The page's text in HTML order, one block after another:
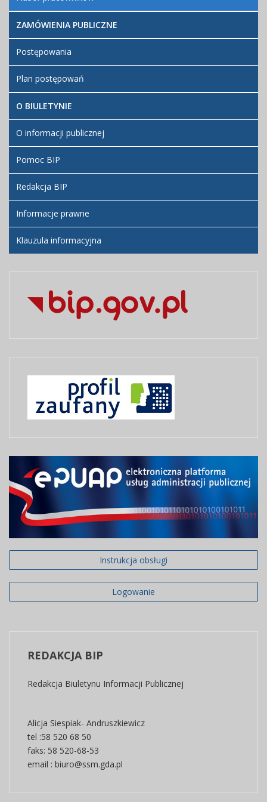
W tym dziale publikujemy informacje o sposobach
przyjmowania i załatwiania spraw w Przykładowej
COM_CONTENT_READ_MOREZałatwianie spraw
O BIP
Biuletynie Informacji Publicznej, pomocne instrukcje oraz
O informacji publicznej
W tym dziale znajdują się szczegółowe omówienia
COM_CONTENT_READ_MOREO informacji publicznej
Na tej stronie znajdują się odnośniki do informacji,
które mogą pomóc w korzystaniu z Biuletynu
Informacji Publiczneji.
COM_CONTENT_READ_MOREPomoc BIP
W tym dziale znajdują się oświadczenia prawne
wydawcy BIP – warunki korzystania z serwisów
internetowych wydawcy, w tym z BIP, polityka
Informacje o planach postępowania
COM_CONTENT_READ_MOREPlan postępowań
ZAMÓWIENIA PUBLICZNE
Postępowania
Plan postępowań
O BIULETYNIE
O informacji publicznej
Pomoc BIP
Redakcja BIP
Informacje prawne
Klauzula informacyjna
Instrukcja obsługi
Logowanie
REDAKCJABIP
Redakcja Biuletynu Informacji Publicznej
Alicja Siespiak- Andruszkiewicz
tel :58 520 68 50
faks: 58 520-68-53
email : biuro@ssm.gda.pl